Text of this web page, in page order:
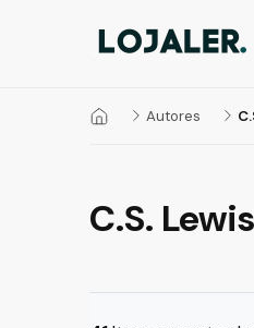
Autores
C.S. Lewis